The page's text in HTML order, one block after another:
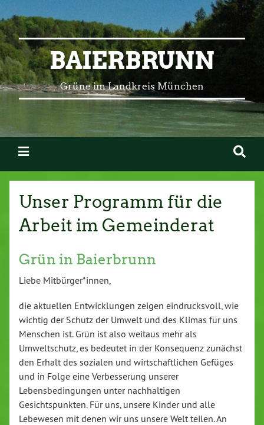
BAIERBRUNN
Grüne im Landkreis München
Unser Programm für die
Arbeit im Gemeinderat
Grün in Baierbrunn
Liebe Mitbürger*innen,
die aktuellen Entwicklungen zeigen eindrucksvoll, wie
wichtig der Schutz der Umwelt und des Klimas für uns
Menschen ist. Grün ist also weitaus mehr als
Umweltschutz, es bedeutet in der Konsequenz zunächst
den Erhalt des sozialen und wirtschaftlichen Gefüges
und in Folge eine Verbesserung unserer
Lebensbedingungen unter nachhaltigen
Gesichtspunkten. Für uns, unsere Kinder und alle
Lebewesen mit denen wir uns unsere Welt teilen. An